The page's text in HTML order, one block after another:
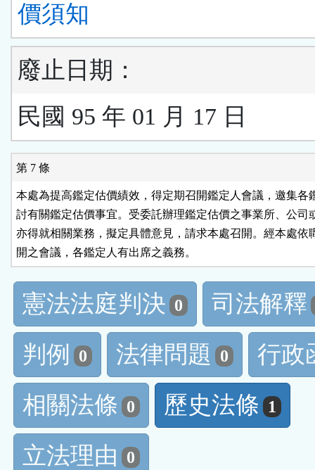
價須知
廢止日期：
民國 95 年 01 月 17 日
第 7 條
本處為提高鑑定估價績效，得定期召開鑑定人會議，邀集各
討有關鑑定估價事宜。受委託辦理鑑定估價之事業所、公司
亦得就相關業務，擬定具體意見，請求本處召開。經本處依
開之會議，各鑑定人有出席之義務。
憲法法庭判決 0
司法解釋
判例
0 法律問題 0
行政
相關法條 0 歷史法條 1
立法理由 0